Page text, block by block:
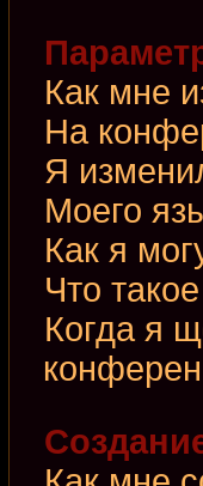
Как мне
На
Я
Моего
Как я
Что
Когда я